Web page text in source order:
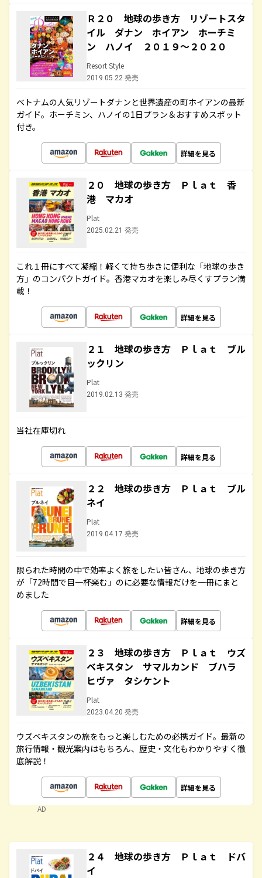
Ｒ２０ 地球の歩き方 リゾートスタ
イル ダナン ホイアン ホーチミ
ン ハノイ ２０１９～２０２０
Resort Style
2019.05.22 発売
ベトナムの人気リゾートダナンと世界遺産の町ホイアンの最新
ガイド。ホーチミン、ハノイの1日プラン＆おすすめスポット
付き。
詳細を見る
２０ 地球の歩き方 Ｐｌａｔ 香
港 マカオ
Plat
2025.02.21 発売
これ１冊にすべて凝縮！軽くて持ち歩きに便利な「地球の歩き
方」のコンパクトガイド。香港マカオを楽しみ尽くすプラン満
載！
詳細を見る
２１ 地球の歩き方 Ｐｌａｔ ブル
ックリン
Plat
2019.02.13 発売
当社在庫切れ
詳細を見る
２２ 地球の歩き方 Ｐｌａｔ ブル
ネイ
Plat
2019.04.17 発売
限られた時間の中で効率よく旅をしたい皆さん、地球の歩き方
が「72時間で目一杯楽む」のに必要な情報だけを一冊にまと
めました
詳細を見る
２３ 地球の歩き方 Ｐｌａｔ ウズ
ベキスタン サマルカンド ブハラ
ヒヴァ タシケント
Plat
2023.04.20 発売
ウズベキスタンの旅をもっと楽しむための必携ガイド。最新の
旅行情報・観光案内はもちろん、歴史・文化もわかりやすく徹
底解説！
詳細を見る
AD
２４ 地球の歩き方 Ｐｌａｔ ドバ
イ